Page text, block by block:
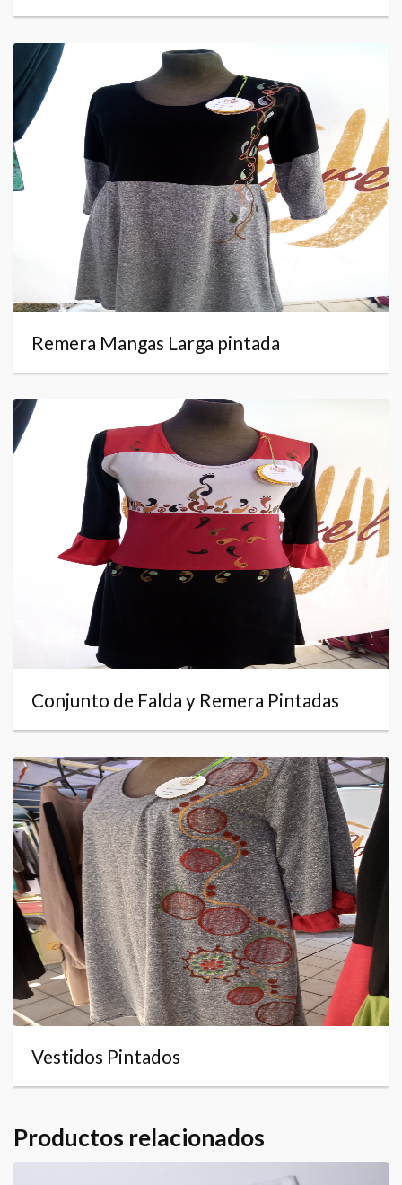
Remera Mangas Larga pintada
Conjunto de Falda y Remera Pintadas
Vestidos Pintados
Productos relacionados